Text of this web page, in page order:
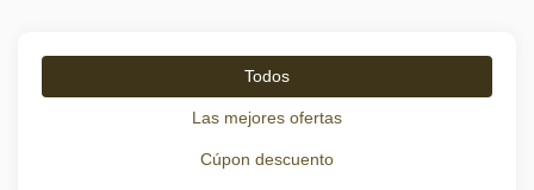
Todos
Las mejores ofertas
Cúpon descuento